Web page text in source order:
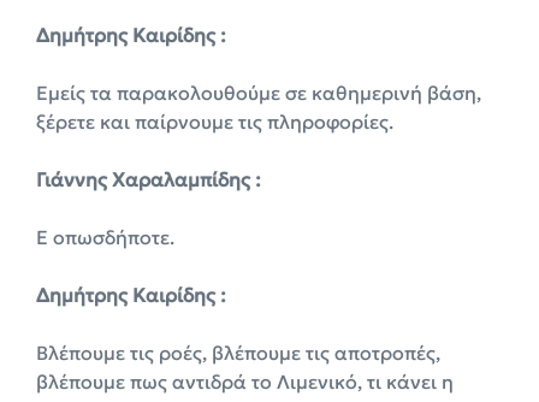
Δημήτρης Καιρίδης :
Εμείς τα παρακολουθούμε σε καθημερινή βάση,
ξέρετε και παίρνουμε τις πληροφορίες.
Γιάννης Χαραλαμπίδης :
Ε οπωσδήποτε.
Δημήτρης Καιρίδης :
Βλέπουμε τις ροές, βλέπουμε τις αποτροπές,
βλέπουμε πως αντιδρά το Λιμενικό, τι κάνει η